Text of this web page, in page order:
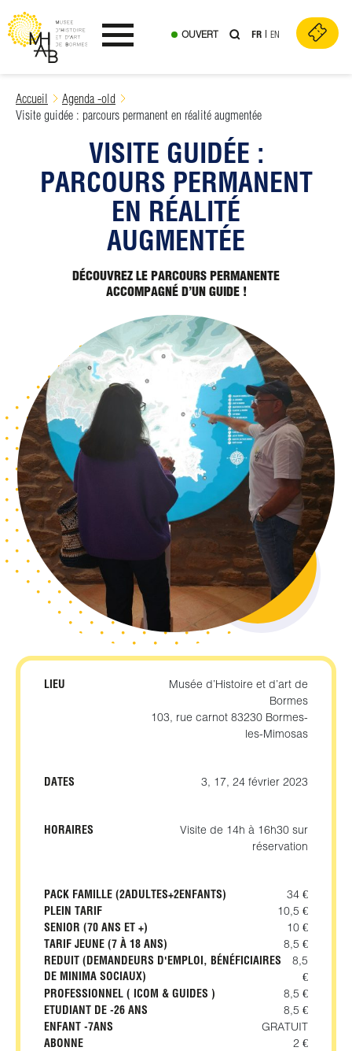
Skip
Ouvrir le menu
OUVERT FR EN
Accueil
Agenda -old
Visite guidée : parcours permanent en réalité augmentée
VISITE GUIDÉE :
PARCOURS PERMANENT
EN RÉALITÉ
AUGMENTÉE
DÉCOUVREZ LE PARCOURS PERMANENTE
ACCOMPAGNÉ D’UN GUIDE !
LIEU
Musée d’Histoire et d’art de
Bormes
103, rue carnot 83230 Bormes-
les-Mimosas
DATES 3, 17, 24 février 2023
HORAIRES
Visite de 14h à 16h30 sur
réservation
PACK FAMILLE (2ADULTES+2ENFANTS)
34 €
PLEIN TARIF
10,5 €
SENIOR (70 ANS ET +)
10 €
TARIF JEUNE (7 À 18 ANS)
8,5 €
REDUIT (DEMANDEURS D'EMPLOI, BÉNÉFICIAIRES
DE MINIMA SOCIAUX)
8,5
€
PROFESSIONNEL ( ICOM & GUIDES )
8,5 €
ETUDIANT DE -26 ANS
8,5 €
ENFANT -7ANS
GRATUIT
ABONNE
2 €